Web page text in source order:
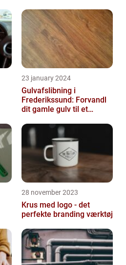
23 january 2024
Gulvafslibning i
Frederikssund: Forvandl
dit gamle gulv til et
28 november 2023
Krus med logo - det
perfekte branding værktøj